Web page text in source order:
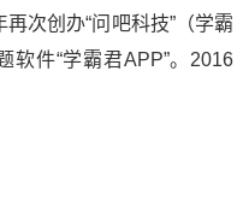
次创办“问吧科技”（学霸
软件“学霸君APP”。2016